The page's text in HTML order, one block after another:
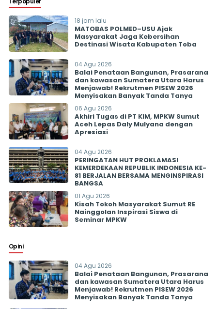
18 jam lalu
MATOBAS POLMED–USU Ajak
Masyarakat Jaga Kebersihan
Destinasi Wisata Kabupaten Toba
04 Agu 2026
Balai Penataan Bangunan, Prasarana
dan kawasan Sumatera Utara Harus
Menjawab! Rekrutmen PISEW 2026
Menyisakan Banyak Tanda Tanya
06 Agu 2026
Akhiri Tugas di PT KIM, MPKW Sumut
Aceh Lepas Daly Mulyana dengan
Apresiasi
04 Agu 2026
PERINGATAN HUT PROKLAMASI
KEMERDEKAAN REPUBLIK INDONESIA KE-
81 BERJALAN BERSAMA MENGINSPIRASI
BANGSA
01 Agu 2026
Kisah Tokoh Masyarakat Sumut RE
Nainggolan Inspirasi Siswa di
Seminar MPKW
Opini
04 Agu 2026
Balai Penataan Bangunan, Prasarana
dan kawasan Sumatera Utara Harus
Menjawab! Rekrutmen PISEW 2026
Menyisakan Banyak Tanda Tanya